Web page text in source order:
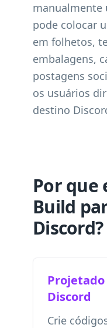
manualmente
pode colocar
em folhetos,
embalagens,
postagens
os usuários
destino
Por que
Build
Discord?
Discord
Crie